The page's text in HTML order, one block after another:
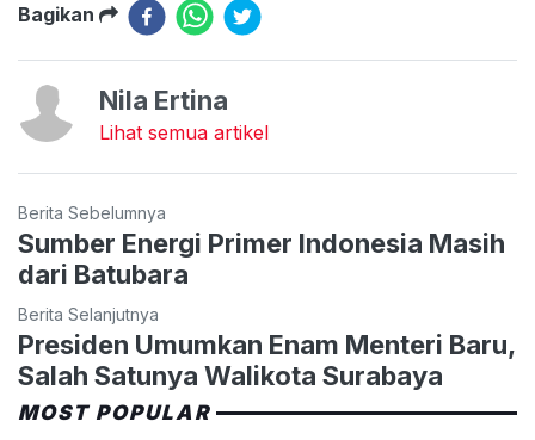
Bagikan
Nila Ertina
Lihat semua artikel
Berita Sebelumnya
Sumber Energi Primer Indonesia Masih
dari Batubara
Berita Selanjutnya
Presiden Umumkan Enam Menteri Baru,
Salah Satunya Walikota Surabaya
MOST POPULAR